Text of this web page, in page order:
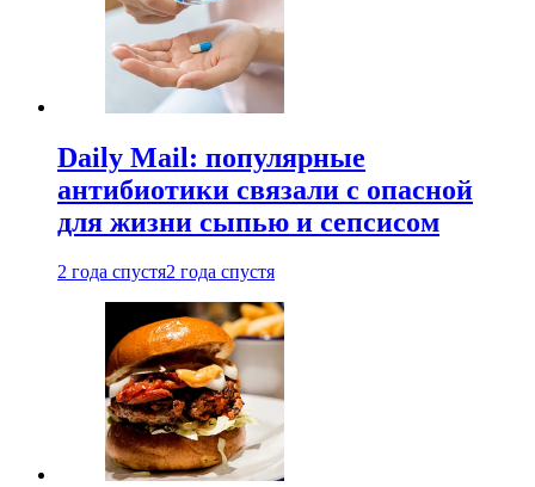
Daily Mail: популярные
антибиотики связали с опасной
для жизни сыпью и сепсисом
2 года спустя2 года спустя